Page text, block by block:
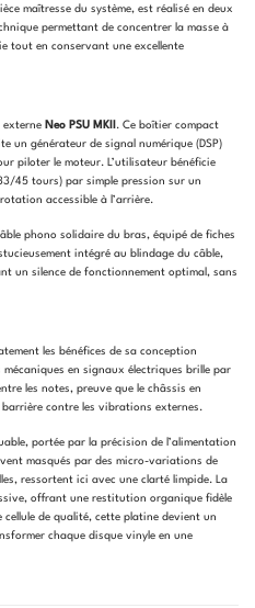
maîtresse du système, est réalisé en deux
permettant de concentrer la masse à
tout en conservant une excellente
externe Neo PSU MKII . Ce boîtier compact
un générateur de signal numérique (DSP)
piloter le moteur. L’utilisateur bénéficie
45 tours) par simple pression sur un
accessible à l’arrière.
phono solidaire du bras, équipé de fiches
intégré au blindage du câble,
un silence de fonctionnement optimal, sans
les bénéfices de sa conception
en signaux électriques brille par
les notes, preuve que le châssis en
contre les vibrations externes.
portée par la précision de l’alimentation
masqués par des micro-variations de
ressortent ici avec une clarté limpide. La
offrant une restitution organique fidèle
de qualité, cette platine devient un
chaque disque vinyle en une